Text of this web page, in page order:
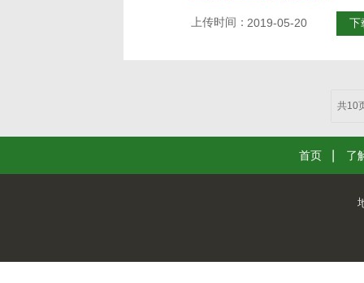
2019-05-20
上传时间： 下
共10
首页 了